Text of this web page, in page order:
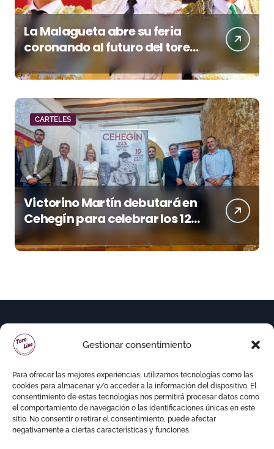
Gestionar consentimiento
Para ofrecer las mejores experiencias, utilizamos tecnologías como las
cookies para almacenar y/o acceder a la información del dispositivo. El
consentimiento de estas tecnologías nos permitirá procesar datos como
el comportamiento de navegación o las identificaciones únicas en este
sitio. No consentir o retirar el consentimiento, puede afectar
negativamente a ciertas características y funciones.
La Malagueta abre su feria
coronando al futuro del toreo
andaluz
CARTELES
Victorino Martín debutará en
Cehegín para celebrar los 125
años de su plaza